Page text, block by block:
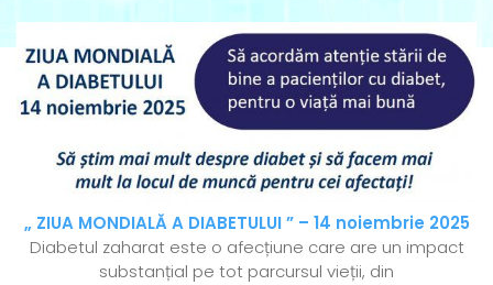
„ ZIUA MONDIALĂ A DIABETULUI ” – 14 noiembrie 2025
Diabetul zaharat este o afecțiune care are un impact
substanțial pe tot parcursul vieții, din